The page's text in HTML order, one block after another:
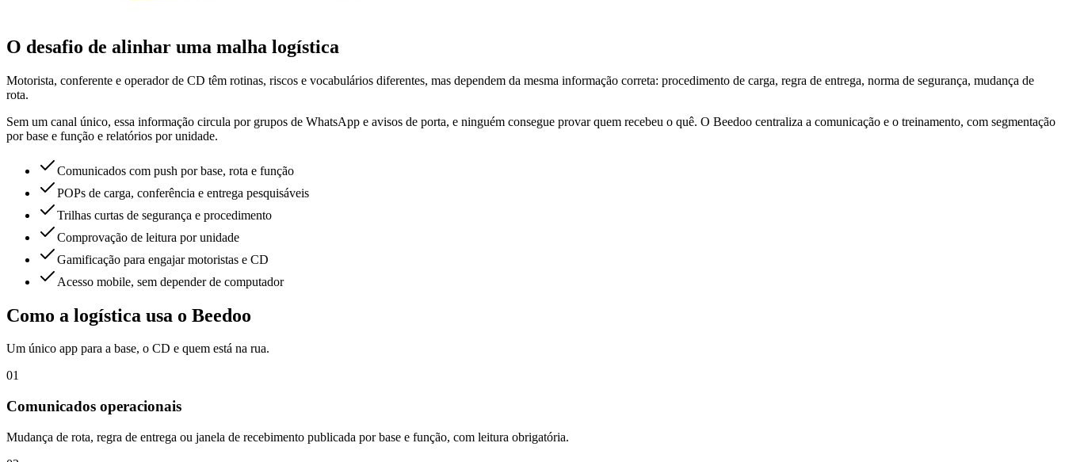
O desafio de alinhar uma malha logística
Motorista, conferente e operador de CD têm rotinas, riscos e vocabulários diferentes, mas dependem da mesma informação correta: procedimento de carga, regra de entrega, norma de segurança, mudança de
rota.
Sem um canal único, essa informação circula por grupos de WhatsApp e avisos de porta, e ninguém consegue provar quem recebeu o quê. O Beedoo centraliza a comunicação e o treinamento, com segmentação
por base e função e relatórios por unidade.
Comunicados com push por base, rota e função
POPs de carga, conferência e entrega pesquisáveis
Trilhas curtas de segurança e procedimento
Comprovação de leitura por unidade
Gamificação para engajar motoristas e CD
Acesso mobile, sem depender de computador
Como a logística usa o Beedoo
Um único app para a base, o CD e quem está na rua.
01
Comunicados operacionais
Mudança de rota, regra de entrega ou janela de recebimento publicada por base e função, com leitura obrigatória.